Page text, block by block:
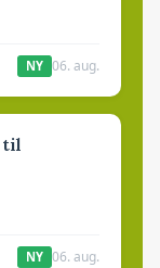
NY 06. aug.
til
NY 06. aug.